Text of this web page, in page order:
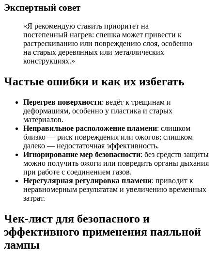
Экспертный совет
«Я рекомендую ставить приоритет на
постепенный нагрев: спешка может привести к
растрескиванию или повреждению слоя, особенно
на старых деревянных или металлических
конструкциях.»
Частые ошибки и как их избегать
Перегрев поверхности: ведёт к трещинам и
деформациям, особенно у пластика и старых
материалов.
Неправильное расположение пламени: слишком
близко — риск повреждения или ожогов; слишком
далеко — недостаточная эффективность.
Игнорирование мер безопасности: без средств защиты
можно получить ожоги или повредить органы дыхания
при работе с соединением газов.
Нерегулярная регулировка пламени: приводит к
неравномерным результатам и увеличению временных
затрат.
Чек-лист для безопасного и
эффективного применения паяльной
лампы